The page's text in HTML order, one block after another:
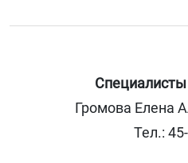
Специалисты
Громова Елена
Тел.: